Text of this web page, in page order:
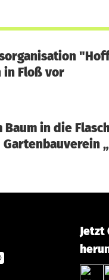
in Floß vor
Baum in die
Gartenbauverein
Jetzt